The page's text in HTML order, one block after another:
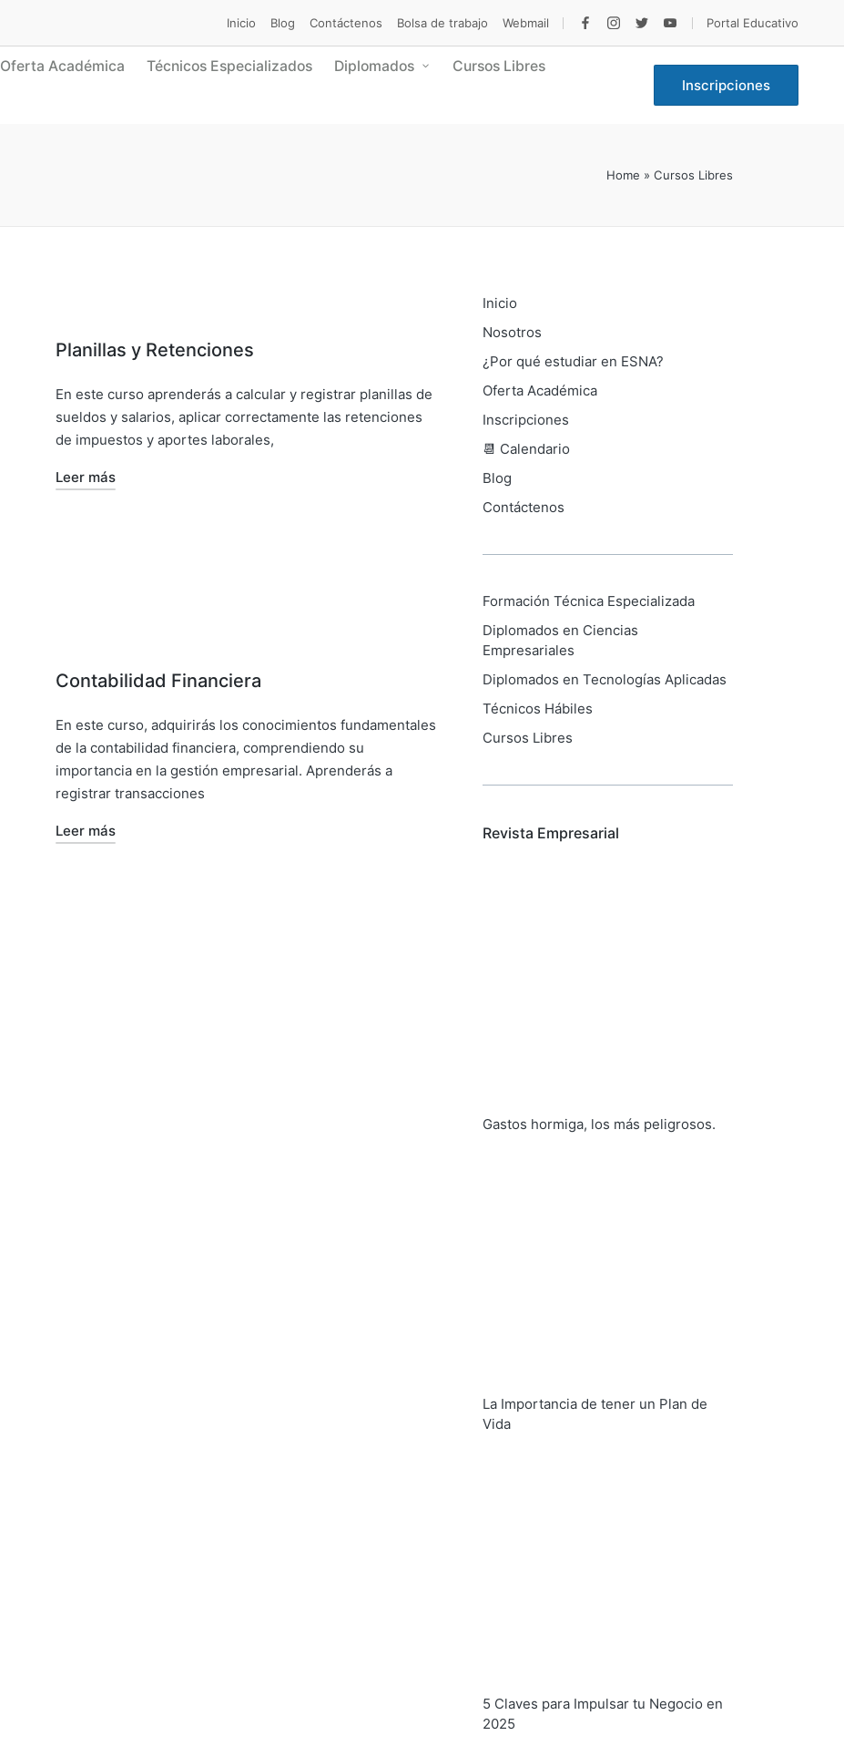
Inicio Blog Contáctenos Bolsa de trabajo Webmail
facebookInstagram
TwitterYoutube
Portal Educativo
Oferta Académica Técnicos Especializados Diplomados Cursos Libres
Inscripciones
Home » Cursos Libres
Planillas y Retenciones
En este curso aprenderás a calcular y registrar planillas de
sueldos y salarios, aplicar correctamente las retenciones
de impuestos y aportes laborales,
Leer más
Contabilidad Financiera
En este curso, adquirirás los conocimientos fundamentales
de la contabilidad financiera, comprendiendo su
importancia en la gestión empresarial. Aprenderás a
registrar transacciones
Leer más
Inicio
Nosotros
¿Por qué estudiar en ESNA?
Oferta Académica
Inscripciones
📆 Calendario
Blog
Contáctenos
Formación Técnica Especializada
Diplomados en Ciencias
Empresariales
Diplomados en Tecnologías Aplicadas
Técnicos Hábiles
Cursos Libres
Revista Empresarial
Gastos hormiga, los más peligrosos.
La Importancia de tener un Plan de
Vida
5 Claves para Impulsar tu Negocio en
2025